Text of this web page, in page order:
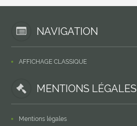
NAVIGATION
AFFICHAGE CLASSIQUE
MENTIONS LÉGALES
Mentions légales